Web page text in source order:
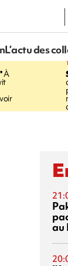
L’actu des
À
au